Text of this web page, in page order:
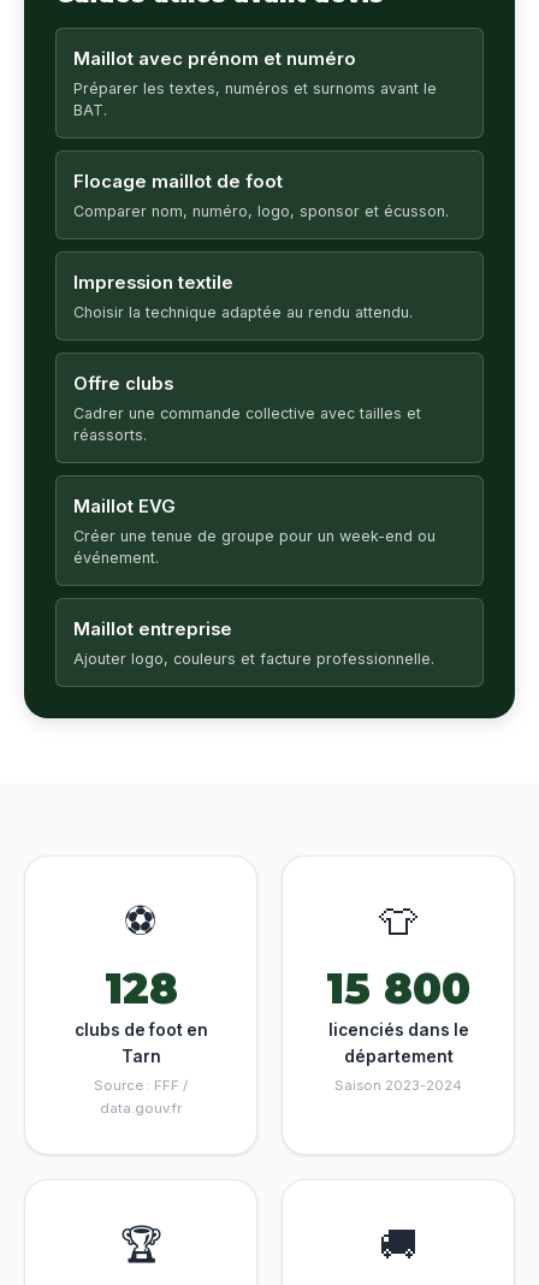
Maillot avec prénom et numéro
Préparer les textes, numéros et surnoms avant le
BAT.
Flocage maillot de foot
Comparer nom, numéro, logo, sponsor et écusson.
Impression textile
Choisir la technique adaptée au rendu attendu.
Offre clubs
Cadrer une commande collective avec tailles et
réassorts.
Maillot EVG
Créer une tenue de groupe pour un week-end ou
événement.
Maillot entreprise
Ajouter logo, couleurs et facture professionnelle.
⚽
128
clubs de foot en
Tarn
Source : FFF /
data.gouv.fr
👕
15 800
licenciés dans le
département
Saison 2023-2024
🏆 🚚